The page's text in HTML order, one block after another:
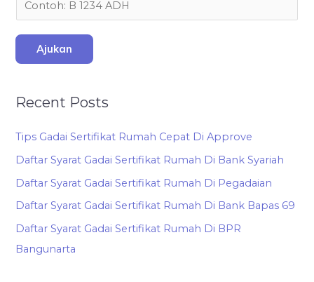
Ajukan
Recent Posts
Tips Gadai Sertifikat Rumah Cepat Di Approve
Daftar Syarat Gadai Sertifikat Rumah Di Bank Syariah
Daftar Syarat Gadai Sertifikat Rumah Di Pegadaian
Daftar Syarat Gadai Sertifikat Rumah Di Bank Bapas 69
Daftar Syarat Gadai Sertifikat Rumah Di BPR
Bangunarta